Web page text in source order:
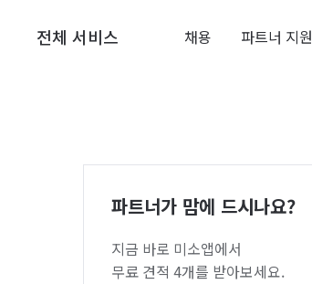
전체 서비스 채용 파트너 지원
파트너가 맘에 드시나요?
지금 바로 미소앱에서
무료 견적 4개를 받아보세요.